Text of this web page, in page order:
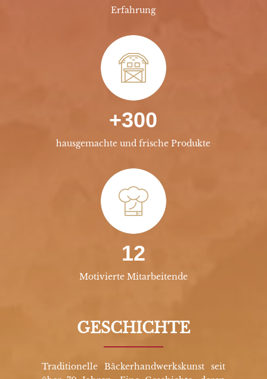
Erfahrung
+300
hausgemachte und frische Produkte
12
Motivierte Mitarbeitende
GESCHICHTE
Traditionelle Bäckerhandwerkskunst seit